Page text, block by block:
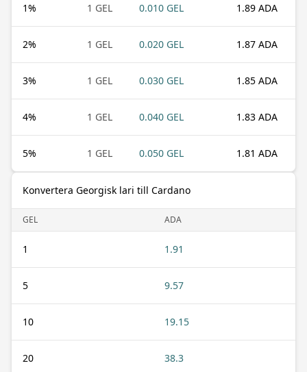
1% 1 GEL 0.010 GEL 1.89 ADA
2% 1 GEL 0.020 GEL 1.87 ADA
3% 1 GEL 0.030 GEL 1.85 ADA
4% 1 GEL 0.040 GEL 1.83 ADA
5% 1 GEL 0.050 GEL 1.81 ADA
Konvertera Georgisk lari till Cardano
GEL ADA
1 1.91
5 9.57
10 19.15
20 38.3